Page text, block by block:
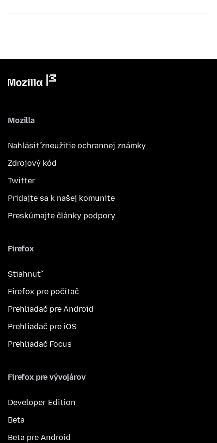
Mozilla
Nahlásiť zneužitie ochrannej známky
Zdrojový kód
Twitter
Pridajte sa k našej komunite
Preskúmajte články podpory
Firefox
Stiahnuť
Firefox pre počítač
Prehliadač pre Android
Prehliadač pre iOS
Prehliadač Focus
Firefox pre vývojárov
Developer Edition
Beta
Beta pre Android